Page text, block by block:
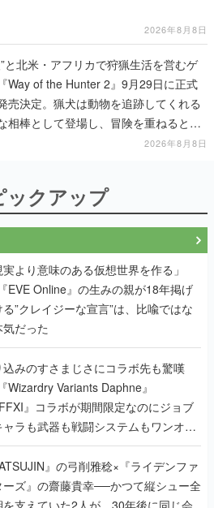
2026年8月8日
と北米・アフリカで狩猟生活を営むゲ
Way of the Hunter 2』9月29日に正式
売決定。猟犬は動物を追跡してくれる
相棒として登場し、冒険を重ねると成
2026年8月8日
ックアップ
実より意味のある仮想世界を作る」
EVE Online』の生みの親が18年掲げ
”クレイジーな宣言”は、比喩ではな
気だった
込みのすさまじさにコラボ先も驚嘆
Wizardry Variants Daphne』
』コラボが期間限定なのにジョブ
ャラも武器も戦闘システムもワンオフ
り込まれた理由を両ディレクターに聞
』の弓削雅稔×『ライデンファ
ーズ』の齋藤貴幸──かつて縦シュー全